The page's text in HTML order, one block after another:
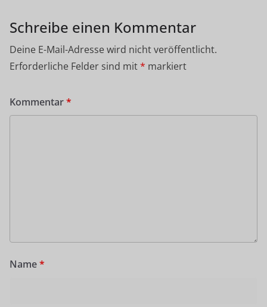
Schreibe einen Kommentar
Deine E-Mail-Adresse wird nicht veröffentlicht.
Erforderliche Felder sind mit* markiert
Kommentar*
Name*